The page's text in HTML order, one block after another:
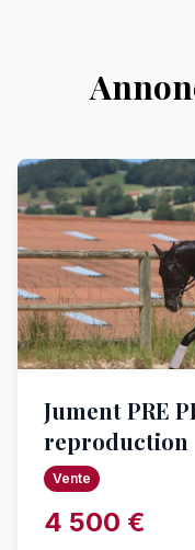
Jument PRE
reproduction
Vente
4 500 €